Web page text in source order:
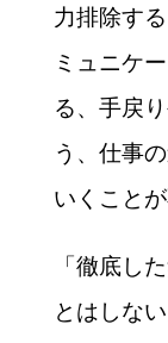
力排除す
ミュニケ
る、手戻
う、仕事
いくこと
「徹底し
とはしな